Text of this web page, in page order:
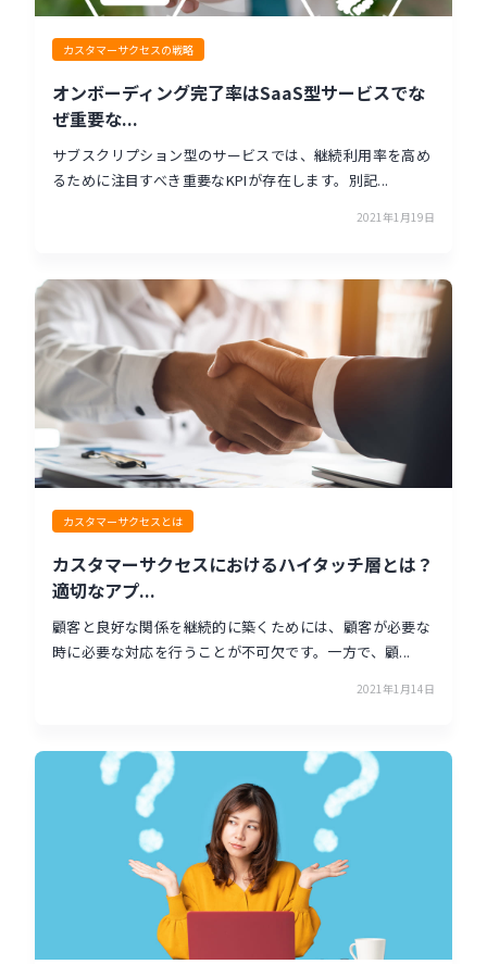
カスタマーサクセスの戦略
オンボーディング完了率はSaaS型サービスでな
ぜ重要な...
サブスクリプション型のサービスでは、継続利用率を高め
るために注目すべき重要なKPIが存在します。別記...
2021年1月19日
カスタマーサクセスとは
カスタマーサクセスにおけるハイタッチ層とは？
適切なアプ...
顧客と良好な関係を継続的に築くためには、顧客が必要な
時に必要な対応を行うことが不可欠です。一方で、顧...
2021年1月14日